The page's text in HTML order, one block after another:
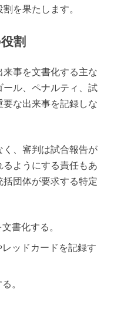
を果たします。
割
事を文書化する主な
ル、ペナルティ、試
な出来事を記録しな
、審判は試合報告が
ようにする責任もあ
団体が要求する特定
書化する。
ッドカードを記録す
。